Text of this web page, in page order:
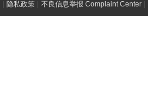
隐私政策 不良信息举报 Complaint Center